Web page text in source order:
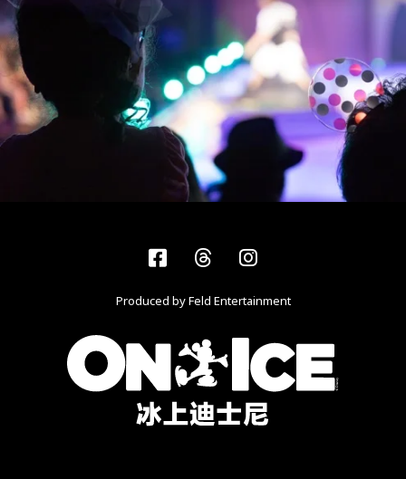
Facebook
ThreadsInstagram
Produced by Feld Entertainment